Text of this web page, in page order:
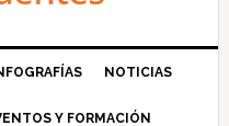
NOTICIAS
Y FORMACIÓN